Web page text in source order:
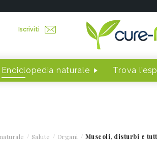
Iscriviti
Enciclopedia naturale Trova
Salute Organi Muscoli, disturbi e